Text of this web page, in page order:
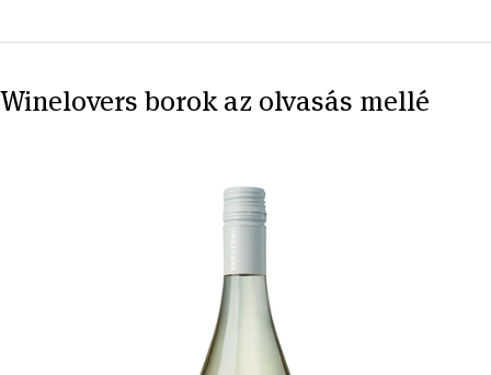
Winelovers borok az olvasás mellé